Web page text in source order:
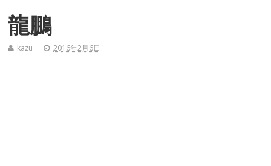
龍鵬
kazu 2016年2月6日